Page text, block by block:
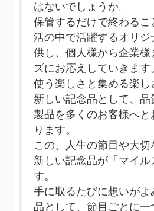
はないでしょうか。
保管するだけで終わる
活の中で活躍するオリ
供し、個人様から企業
ズにお応えしていきます。
使う楽しさと集める楽
新しい記念品として、
製品を多くのお客様へ
ります。
この、人生の節目や大
新しい記念品が「マイ
す。
手に取るたびに想いが
品として、節目ごとに